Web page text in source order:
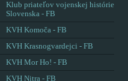
Klub priateľov vojenskej histórie
Slovenska - FB
KVH Komoča - FB
KVH Krasnogvardejci - FB
KVH Mor Ho! - FB
KVH Nitra - FB